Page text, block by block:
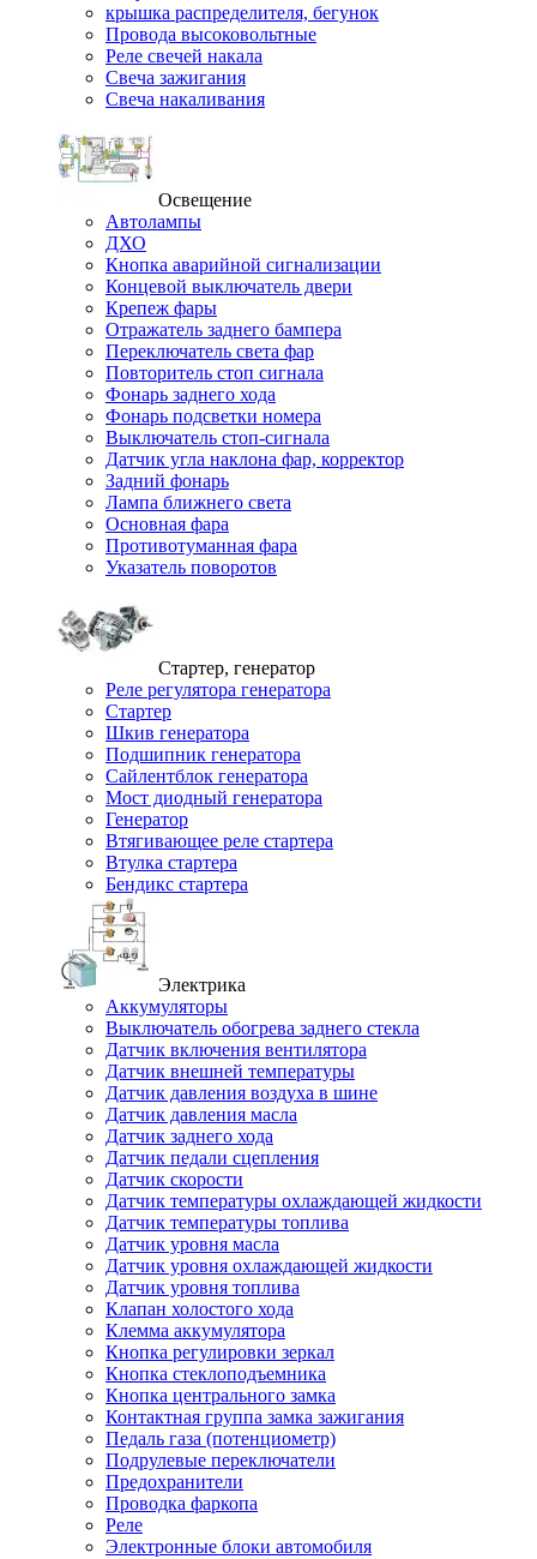
крышка распределителя, бегунок
Провода высоковольтные
Реле свечей накала
Свеча зажигания
Свеча накаливания
Освещение
Автолампы
ДХО
Кнопка аварийной сигнализации
Концевой выключатель двери
Крепеж фары
Отражатель заднего бампера
Переключатель света фар
Повторитель стоп сигнала
Фонарь заднего хода
Фонарь подсветки номера
Выключатель стоп-сигнала
Датчик угла наклона фар, корректор
Задний фонарь
Лампа ближнего света
Основная фара
Противотуманная фара
Указатель поворотов
Стартер, генератор
Реле регулятора генератора
Стартер
Шкив генератора
Подшипник генератора
Сайлентблок генератора
Мост диодный генератора
Генератор
Втягивающее реле стартера
Втулка стартера
Бендикс стартера
Электрика
Аккумуляторы
Выключатель обогрева заднего стекла
Датчик включения вентилятора
Датчик внешней температуры
Датчик давления воздуха в шине
Датчик давления масла
Датчик заднего хода
Датчик педали сцепления
Датчик скорости
Датчик температуры охлаждающей жидкости
Датчик температуры топлива
Датчик уровня масла
Датчик уровня охлаждающей жидкости
Датчик уровня топлива
Клапан холостого хода
Клемма аккумулятора
Кнопка регулировки зеркал
Кнопка стеклоподъемника
Кнопка центрального замка
Контактная группа замка зажигания
Педаль газа (потенциометр)
Подрулевые переключатели
Предохранители
Проводка фаркопа
Реле
Электронные блоки автомобиля